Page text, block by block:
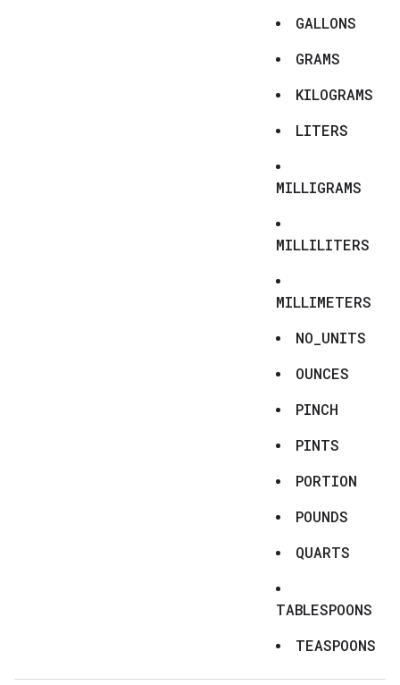
GALLONS
GRAMS
KILOGRAMS
LITERS
MILLIGRAMS
MILLILITERS
MILLIMETERS
NO_UNITS
OUNCES
PINCH
PINTS
PORTION
POUNDS
QUARTS
TABLESPOONS
TEASPOONS